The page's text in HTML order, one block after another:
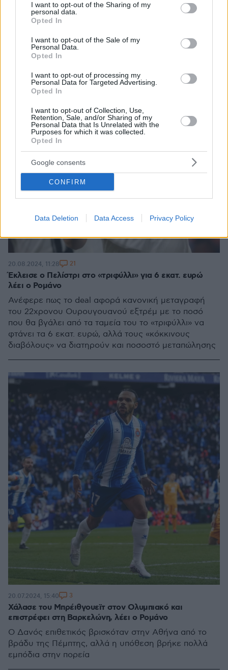
not limited to your visit or usage behaviour. You may click to
grant or deny consent to Google and its third-party tags to
use your data for below specified purposes in below Google
consent section.
I want to opt-out of the Sharing of my
personal data.
Opted In
I want to opt-out of the Sale of my
Personal Data.
Opted In
I want to opt-out of processing my
Personal Data for Targeted Advertising.
Opted In
I want to opt-out of Collection, Use,
Retention, Sale, and/or Sharing of my
Personal Data that Is Unrelated with the
Purposes for which it was collected.
Opted In
Google consents
CONFIRM
Data Deletion Data Access Privacy Policy
Τη φανέλα του Ολυμπιακού θα φοράει ο Πορτογάλος
χαφ τη νέα σεζόν
Έκλεισε ο Πελίστρι στο «τριφύλλι» για 6 εκατ. ευρώ
λέει ο Ρομάνο
Ανέφερε πως το deal αφορά κανονική μεταγραφή
του 22χρονου Ουρουγουανού εξτρέμ με το ποσό
που θα βγάλει από τα ταμεία του το «τριφύλλι» να
φτάνει τα 6 εκατ. ευρώ, αλλά τους «κόκκινους
διαβόλους» να διατηρούν και ποσοστό μεταπώλησης
20.08.2024, 11:28 21
Χάλασε του Μπρέιθγουεϊτ στον Ολυμπιακό και
επιστρέφει στη Βαρκελώνη, λέει ο Ρομάνο
O Δανός επιθετικός βρισκόταν στην Αθήνα από το
βράδυ της Πέμπτης, αλλά η υπόθεση βρήκε πολλά
εμπόδια στην πορεία
20.07.2024, 15:40 3